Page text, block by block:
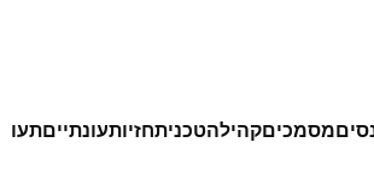
מסמכיםקהילהטכניתחזיותעונתיים